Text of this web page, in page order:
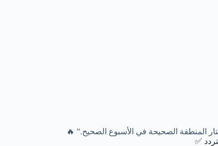
المنطقة الصحيحة في الأسبوع الصحيح.” 🔥